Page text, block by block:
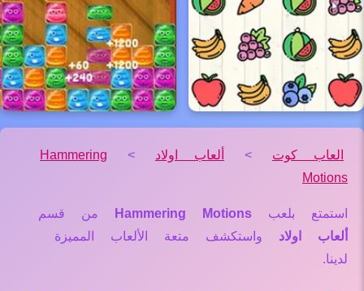
العاب كوت > ألعاب اولاد >
Hammering
Motions
استمتع بلعب Hammering Motions من قسم
ألعاب اولاد واستكشف متعة الألعاب المميزة
لدينا.